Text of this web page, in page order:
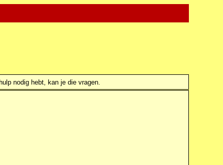
nodig hebt, kan je die vragen.